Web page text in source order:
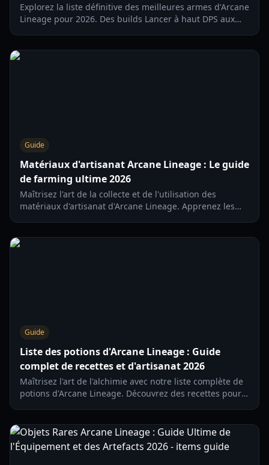
Explorez la liste définitive des meilleures armes d'Arcane
Lineage pour 2026. Des builds Lancer à haut DPS aux
Guide
Matériaux d'artisanat Arcane Lineage : Le guide
de farming ultime 2026
Maîtrisez l'art de la collecte et de l'utilisation des
matériaux d'artisanat d'Arcane Lineage. Apprenez les
Guide
Liste des potions d'Arcane Lineage : Guide
complet de recettes et d'artisanat 2026
Maîtrisez l'art de l'alchimie avec notre liste complète de
potions d'Arcane Lineage. Découvrez des recettes pour